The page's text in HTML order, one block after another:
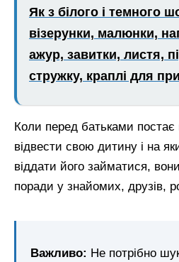
Як з білого і темного
візерунки, малюнки,
ажур, завитки, листя,
стружку, краплі для
Коли перед батьками постає
відвести свою дитину і на
віддати його займатися,
поради у знайомих, друзів,
Важливо: Не потрібно